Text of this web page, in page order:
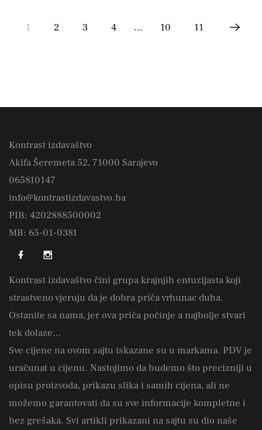
1 2 3 4 ... 10 11
Kontrast izdavaštvo
Akifa Šeremeta 52, 71000 Sarajevo
065810147
info@kontrastizdavastvo.ba
PIB: 4202888500002
MB: 65-01-0381
Kontrast izdavaštvo čini grupa krajnjih entuzijasta koji
strastveno vjeruju da je dobra priča vrhunac duha.
Ostanite sa nama, jer ova priča počinje a najbolje stvari
tek dolaze...
Sve cijene na ovom sajtu iskazane su u markama. PDV je
uračunat u cijenu. Nastojimo da budemo što precizniji u
opisu proizvoda, prikazu slika i samih cijena, ali ne
možemo garantovati da su sve informacije kompletne i
bez grešaka. Svi artikli prikazani na sajtu su dio naše